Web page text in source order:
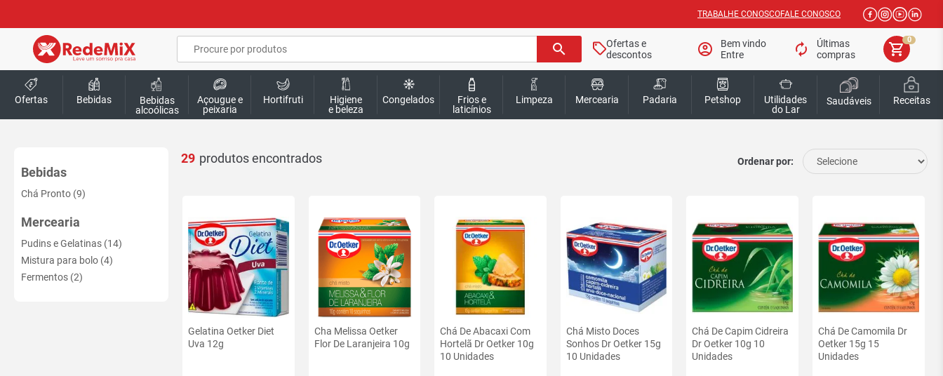
TRABALHE CONOSCOFALE CONOSCO
search
Ofertas e
descontos
account_circle
Bem vindo
Entre
autorenew
Últimas
compras
shopping_cart
0
Ofertas Bebidas
Bebidas
alcoólicas
Açougue e
peixaria
Hortifruti
Higiene
e beleza
Congelados
Frios e
laticínios
Limpeza Mercearia Padaria Petshop
Utilidades
do Lar
Saudáveis Receitas
Bebidas
Chá Pronto (9)
Mercearia
Pudins e Gelatinas (14)
Mistura para bolo (4)
Fermentos (2)
29 Ordenar por:
Gelatina Oetker Diet
Uva 12g
Cha Melissa Oetker
Flor De Laranjeira 10g
Chá De Abacaxi Com
Hortelã Dr Oetker 10g
10 Unidades
Chá Misto Doces
Sonhos Dr Oetker 15g
10 Unidades
Chá De Capim Cidreira
Dr Oetker 10g 10
Unidades
Chá De Camomila Dr
Oetker 15g 15
Unidades